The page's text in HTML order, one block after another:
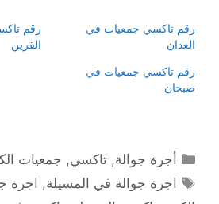
رقم تاكسي جمعيات في
العدان
رقم
القرين
رقم تاكسي جمعيات في
صبحان
التصنيفات
أجرة جوالة,تاكسي, جمعيات
الوسوم
اجرة جوالة في المسيلة, اجرة